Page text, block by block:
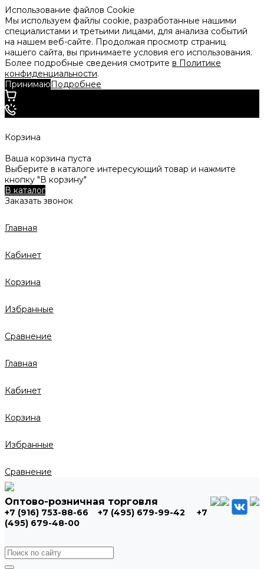
Использование файлов Cookie
Мы используем файлы cookie, разработанные нашими
специалистами и третьими лицами, для анализа событий
на нашем веб-сайте. Продолжая просмотр страниц
нашего сайта, вы принимаете условия его использования.
Более подробные сведения смотрите в Политике
конфиденциальности.
ПринимаюПодробнее
Корзина
Ваша корзина пуста
Выберите в каталоге интересующий товар и нажмите
кнопку "В корзину"
В каталог
Заказать звонок
Главная
Кабинет
Корзина
Избранные
Сравнение
Главная
Кабинет
Корзина
Избранные
Сравнение
Оптово-розничная торговля
+7 (916) 753-88-66 +7 (495) 679-99-42
+7
(495) 679-48-00